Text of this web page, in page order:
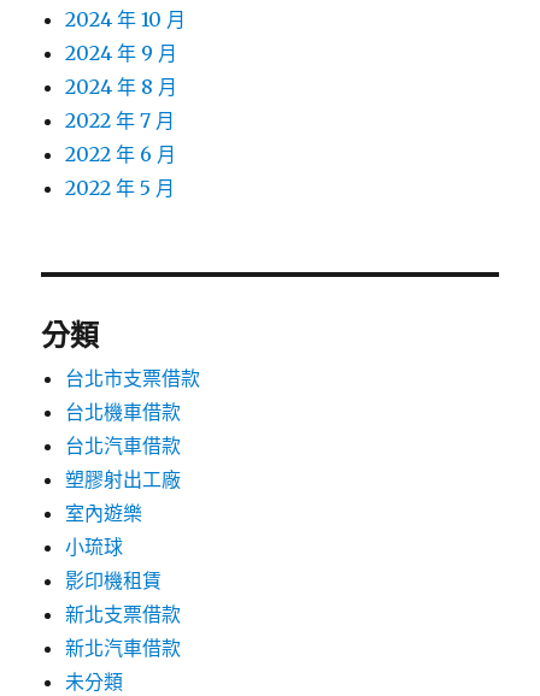
2024 年 10 月
2024 年 9 月
2024 年 8 月
2022 年 7 月
2022 年 6 月
2022 年 5 月
分類
台北市支票借款
台北機車借款
台北汽車借款
塑膠射出工廠
室內遊樂
小琉球
影印機租賃
新北支票借款
新北汽車借款
未分類